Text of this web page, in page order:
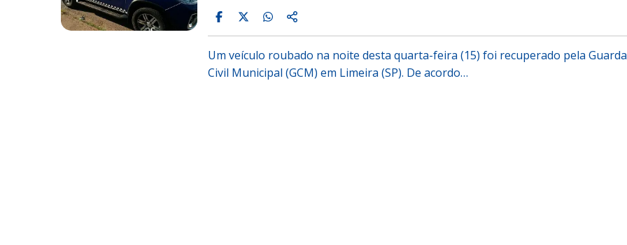
Um veículo roubado na noite desta quarta-feira (15) foi recuperado pela Guarda
Civil Municipal (GCM) em Limeira (SP). De acordo…